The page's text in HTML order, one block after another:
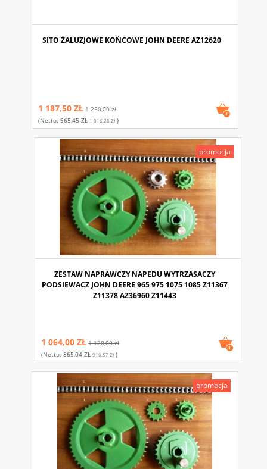
SITO ŻALUZJOWE KOŃCOWE JOHN DEERE AZ12620
1 187,50 ZŁ 1 250,00 zł
(netto:965,45 ZŁ 1 016,26 Zł)
ZESTAW NAPRAWCZY NAPEDU WYTRZASACZY
PODSIEWACZ JOHN DEERE 965 975 1075 1085 Z11367
Z11378 AZ36960 Z11443
1 064,00 ZŁ 1 120,00 zł
(netto:865,04 ZŁ 910,57 Zł)
promocja
promocja